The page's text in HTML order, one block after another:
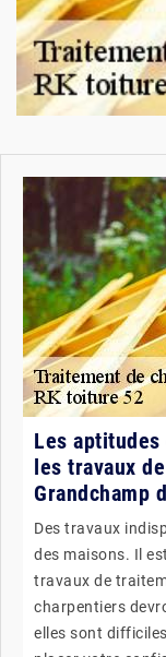
Les
les travaux
Grandchamp
Des travaux
des maisons. Il
travaux de
charpentiers
elles sont